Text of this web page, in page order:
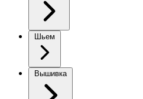
Шьем
Вышивка